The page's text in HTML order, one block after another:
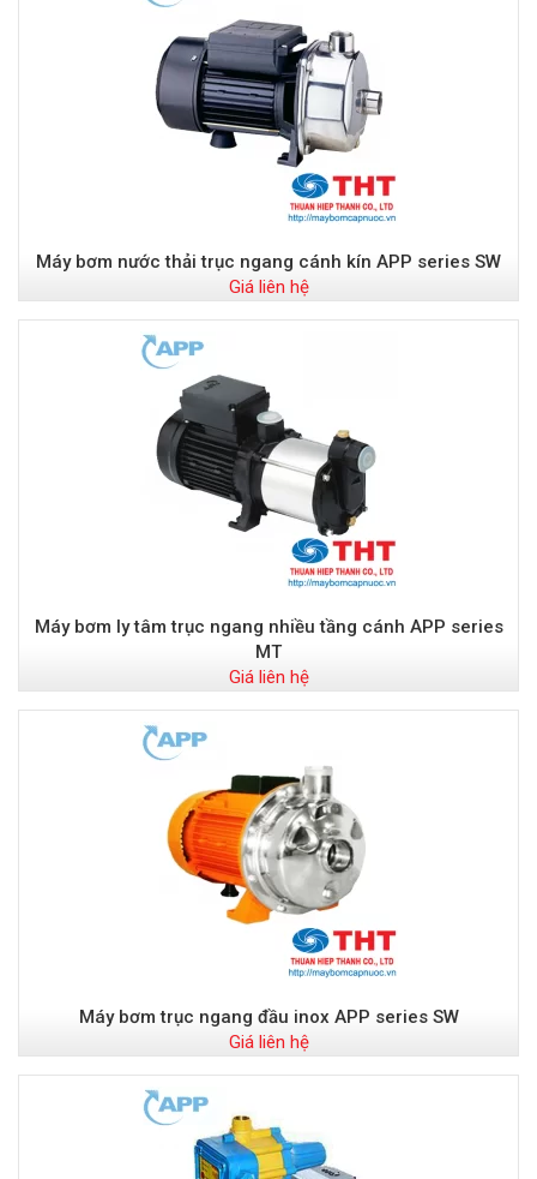
Máy bơm nước thải trục ngang cánh kín APP series SW
Giá liên hệ
Máy bơm ly tâm trục ngang nhiều tầng cánh APP series
MT
Giá liên hệ
Máy bơm trục ngang đầu inox APP series SW
Giá liên hệ